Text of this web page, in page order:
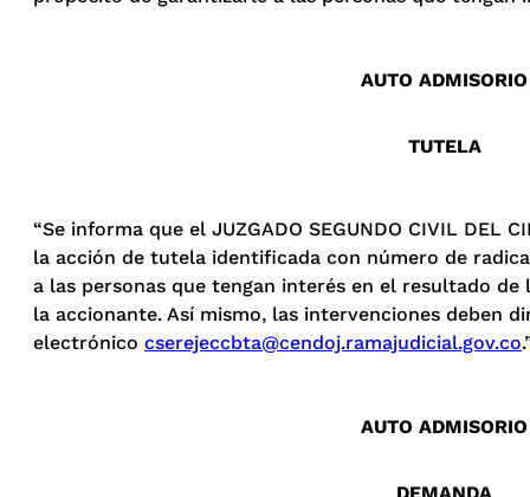
AUTO ADMISORIO
TUTELA
“Se informa que el JUZGADO SEGUNDO CIVIL DEL
la acción de tutela identificada con número de
a las personas que tengan interés en el resultado
la accionante. Así mismo, las intervenciones deben
electrónico cserejeccbta@cendoj.ramajudicial.gov.co
AUTO ADMISORIO